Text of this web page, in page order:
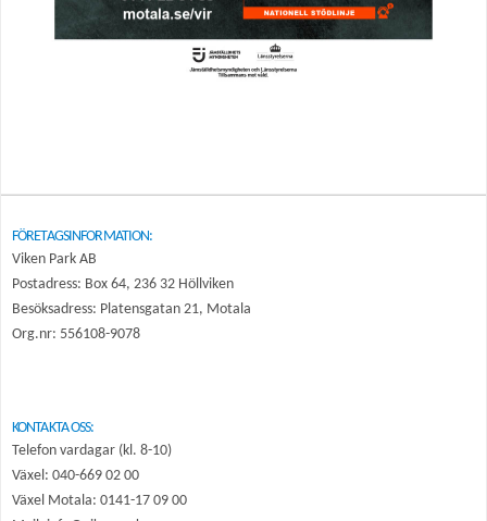
FÖRETAGSINFORMATION:
Viken Park AB
Postadress: Box 64, 236 32 Höllviken
Besöksadress: Platensgatan 21, Motala
Org.nr: 556108-9078
KONTAKTA OSS:
Telefon vardagar (kl. 8-10)
Växel: 040-669 02 00
Växel Motala: 0141-17 09 00